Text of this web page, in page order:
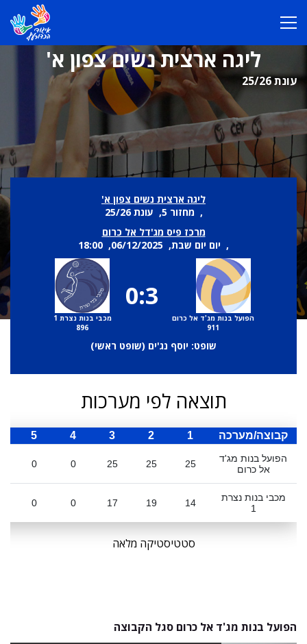
ליגה ארצית נשים צפון א'
עונת 25/26
ליגה ארצית נשים צפון א'
, מחזור 5, עונת 25/26
מרכז פיס מג'דל אל כרום
, יום יום שבת, 06/12/2025, 18:00
הפועל בנות מג'ד אל כרום
911
0:3
מכבי בנות נצרת 1
896
שופט: יוסף נג'ים (שופט ראשי)
תוצאה לפי מערכות
קבוצה/מערכה 1
2
3
4
5
הפועל בנות מג'ד
אל כרום
25
25
25
0
0
מכבי בנות נצרת
1
14
19
17
0
0
סטטיסטיקה מלאה
הפועל בנות מג'ד אל כרום סגל הקבוצה